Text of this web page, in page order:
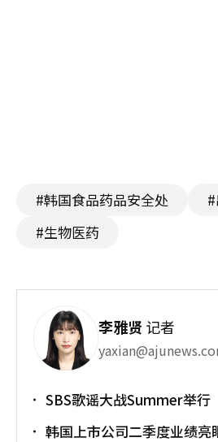
#韩国食品药品安全处
#生物医药
李雅贤记者
SBS歌谣大战Summer举行
韩国上市公司二季度业绩亮